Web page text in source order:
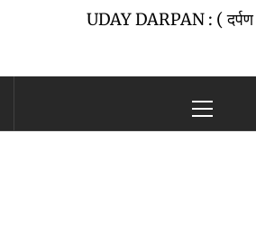
UDAY DARPAN : ( दर्पण
Menu